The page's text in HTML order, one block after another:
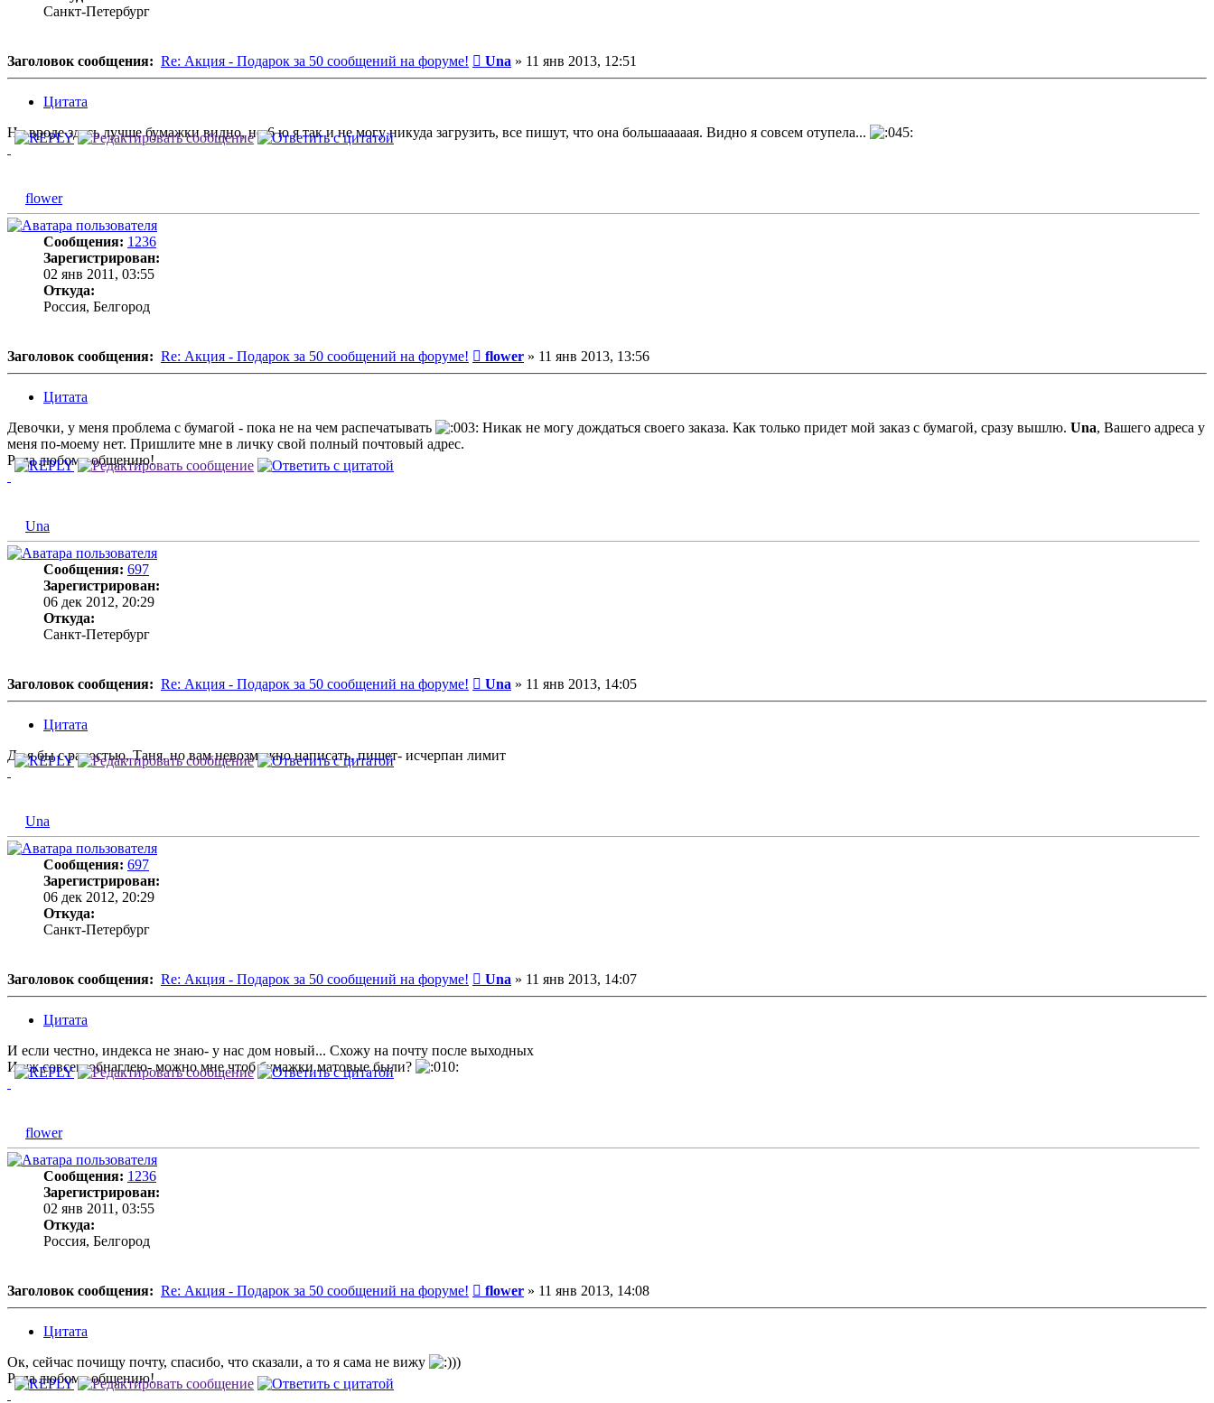
Санкт-Петербург
Заголовок сообщения: Re: Акция - Подарок за 50 сообщений на форуме! Сообщение
Una » 11 янв 2013, 12:51
Цитата
Ну вроде здесь лучше бумажки видно, но 6 ю я так и не могу никуда загрузить, все пишут, что она большааааая. Видно я совсем отупела...
flower
Сообщения: 1236
Зарегистрирован:
02 янв 2011, 03:55
Откуда:
Россия, Белгород
Заголовок сообщения: Re: Акция - Подарок за 50 сообщений на форуме! Сообщение
flower » 11 янв 2013, 13:56
Цитата
Девочки, у меня проблема с бумагой - пока не на чем распечатывать
Никак не могу дождаться своего заказа. Как только придет мой заказ с бумагой, сразу вышлю. Una, Вашего адреса у
меня по-моему нет. Пришлите мне в личку свой полный почтовый адрес.
Рада любому общению!
Una
Сообщения: 697
Зарегистрирован:
06 дек 2012, 20:29
Откуда:
Санкт-Петербург
Заголовок сообщения: Re: Акция - Подарок за 50 сообщений на форуме! Сообщение
Una » 11 янв 2013, 14:05
Цитата
Да я бы с радостью, Таня, но вам невозможно написать, пишет- исчерпан лимит
Una
Сообщения: 697
Зарегистрирован:
06 дек 2012, 20:29
Откуда:
Санкт-Петербург
Заголовок сообщения: Re: Акция - Подарок за 50 сообщений на форуме! Сообщение
Una » 11 янв 2013, 14:07
Цитата
И если честно, индекса не знаю- у нас дом новый... Схожу на почту после выходных
И уж совсем обнаглею- можно мне чтоб бумажки матовые были?
flower
Сообщения: 1236
Зарегистрирован:
02 янв 2011, 03:55
Откуда:
Россия, Белгород
Заголовок сообщения: Re: Акция - Подарок за 50 сообщений на форуме! Сообщение
flower » 11 янв 2013, 14:08
Цитата
Ок, сейчас почищу почту, спасибо, что сказали, а то я сама не вижу
))
Рада любому общению!